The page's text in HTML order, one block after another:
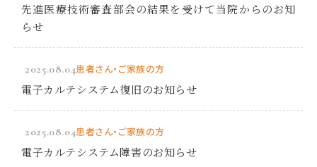
先進医療技術審査部会の結果を受けて当院からのお知
らせ
2025.08.04患者さん・ご家族の方
電子カルテシステム復旧のお知らせ
2025.08.04患者さん・ご家族の方
電子カルテシステム障害のお知らせ